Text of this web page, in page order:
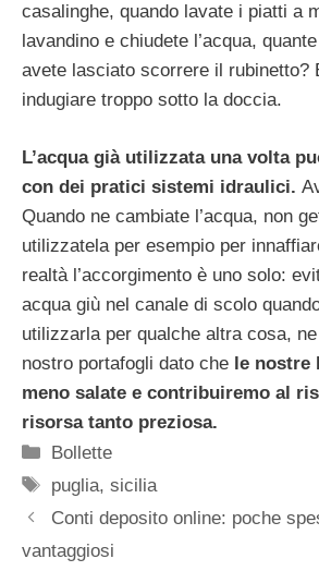
casalinghe, quando lavate i piatti a
lavandino e chiudete l’acqua,
avete lasciato scorrere il rubinetto?
indugiare troppo sotto la doccia.
L’acqua già utilizzata una volta
con dei pratici sistemi idraulici.
Quando ne cambiate l’acqua, non
utilizzatela per esempio per
realtà l’accorgimento è uno solo:
acqua giù nel canale di scolo
utilizzarla per qualche altra cosa,
nostro portafogli dato che le nostre
meno salate e contribuiremo al
risorsa tanto preziosa.
Categorie
Bollette
Tag
puglia,sicilia
Conti deposito online: poche
vantaggiosi